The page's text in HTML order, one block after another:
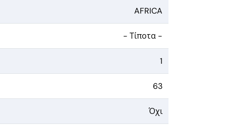
AFRICA
- Τίποτα -
1
63
Όχι